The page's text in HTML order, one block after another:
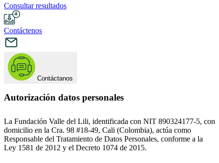
Consultar resultados
Contáctenos
Contáctanos
Autorización datos personales
La Fundación Valle del Lili, identificada con NIT 890324177-5, con
domicilio en la Cra. 98 #18-49, Cali (Colombia), actúa como
Responsable del Tratamiento de Datos Personales, conforme a la
Ley 1581 de 2012 y el Decreto 1074 de 2015.